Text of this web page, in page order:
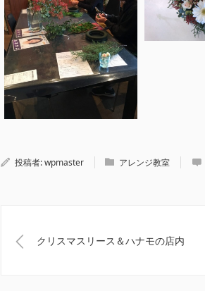
投稿者:wpmaster アレンジ教室
クリスマスリース＆ハナモの店内